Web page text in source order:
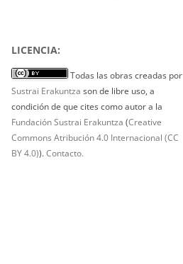
LICENCIA:
Todas las obras creadas por
Sustrai Erakuntza son de libre uso, a
condición de que cites como autor a la
Fundación Sustrai Erakuntza (Creative
Commons Atribución 4.0 Internacional (CC
BY 4.0)).Contacto.